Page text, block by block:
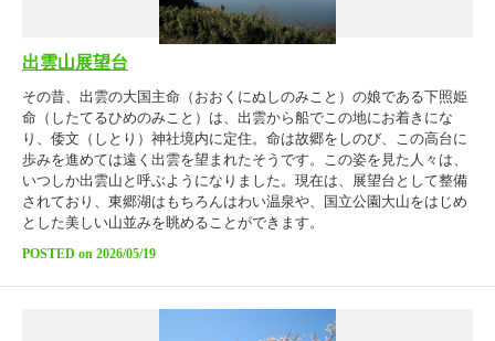
出雲山展望台
その昔、出雲の大国主命（おおくにぬしのみこと）の娘である下照姫
命（したてるひめのみこと）は、出雲から船でこの地にお着きにな
り、倭文（しとり）神社境内に定住。命は故郷をしのび、この高台に
歩みを進めては遠く出雲を望まれたそうです。この姿を見た人々は、
いつしか出雲山と呼ぶようになりました。現在は、展望台として整備
されており、東郷湖はもちろんはわい温泉や、国立公園大山をはじめ
とした美しい山並みを眺めることができます。
POSTED on 2026/05/19